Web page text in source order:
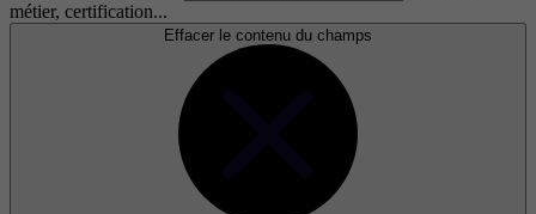
métier, certification...
Effacer le contenu du champs